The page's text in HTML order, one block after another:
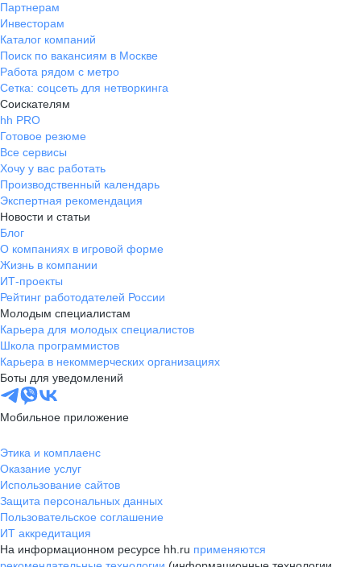
Партнерам
Инвесторам
Каталог компаний
Поиск по вакансиям в Москве
Работа рядом с метро
Сетка: соцсеть для нетворкинга
Соискателям
hh PRO
Готовое резюме
Все сервисы
Хочу у вас работать
Производственный календарь
Экспертная рекомендация
Новости и статьи
Блог
О компаниях в игровой форме
Жизнь в компании
ИТ-проекты
Рейтинг работодателей России
Молодым специалистам
Карьера для молодых специалистов
Школа программистов
Карьера в некоммерческих организациях
Боты для уведомлений
Мобильное приложение
Этика и комплаенс
Оказание услуг
Использование сайтов
Защита персональных данных
Пользовательское соглашение
ИТ аккредитация
На информационном ресурсе hh.ru применяются